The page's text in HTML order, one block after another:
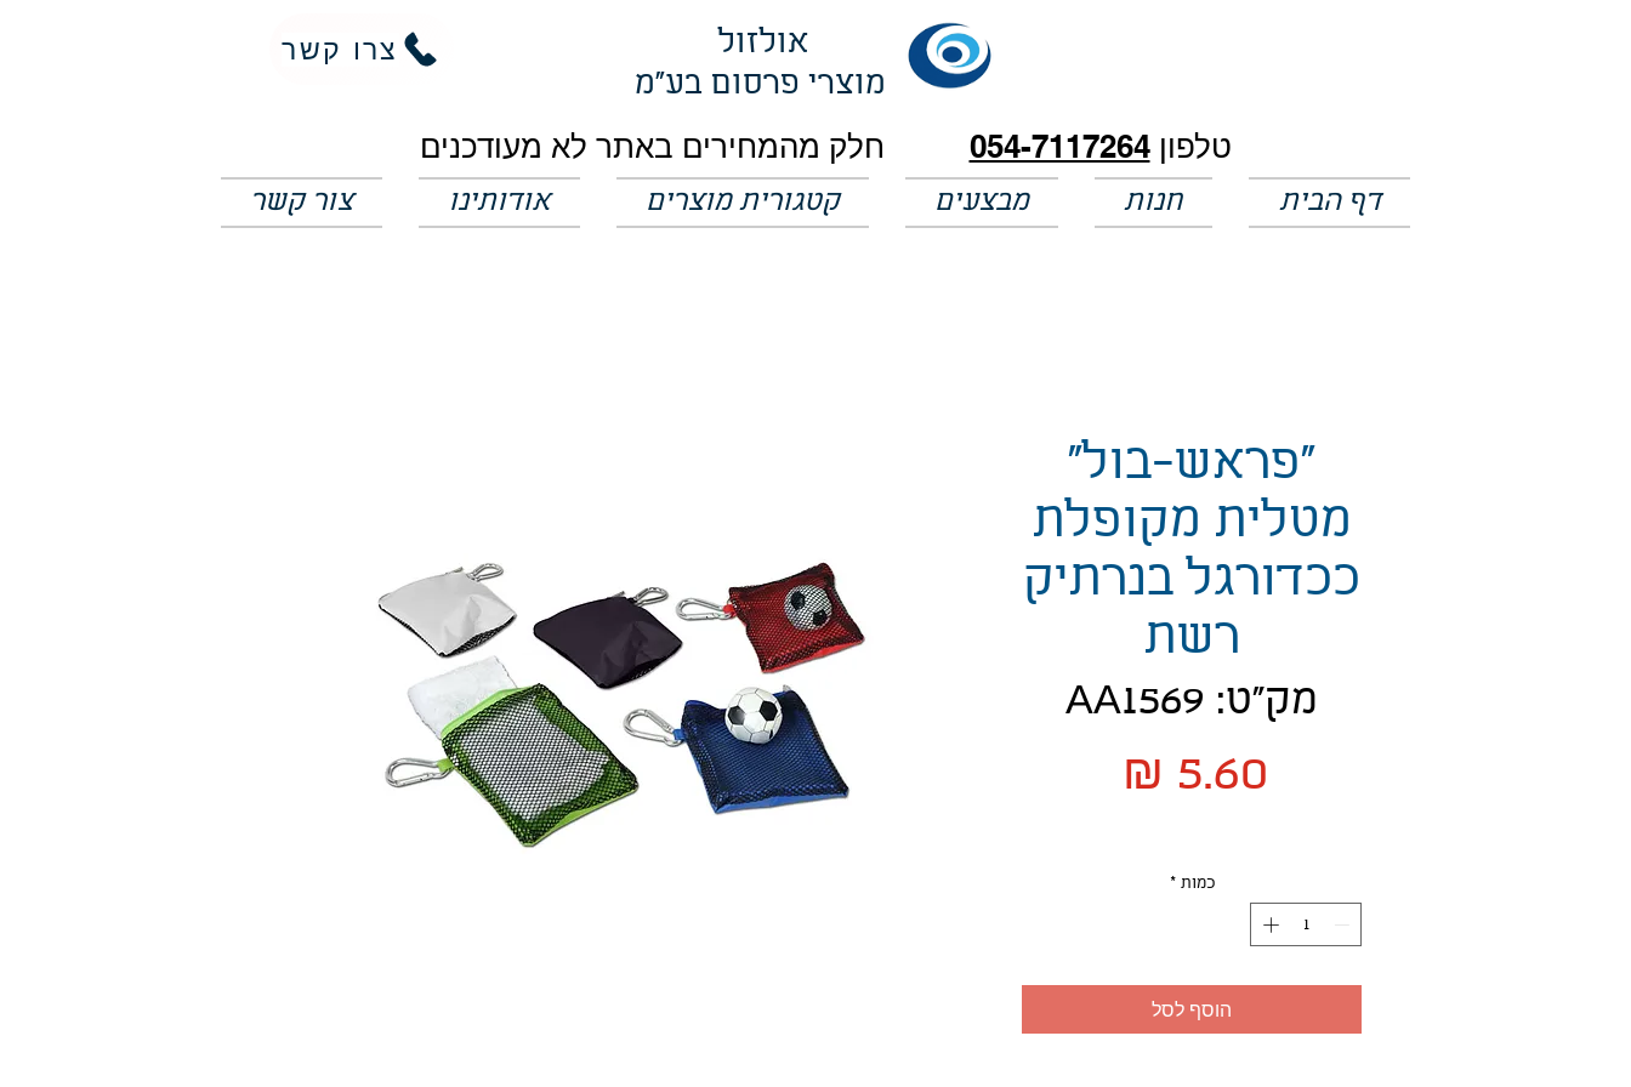
צרו קשר
אולזול
מוצרי פרסום בע"מ
טלפון054-7117264
דף הבית חנות מבצעים קטגורית מוצרים אודותינו צור קשר
"פראש-בול"
מטלית מקופלת
ככדורגל בנרתיק
רשת
מק"ט: AA1569
כמות *
הוסף לסל